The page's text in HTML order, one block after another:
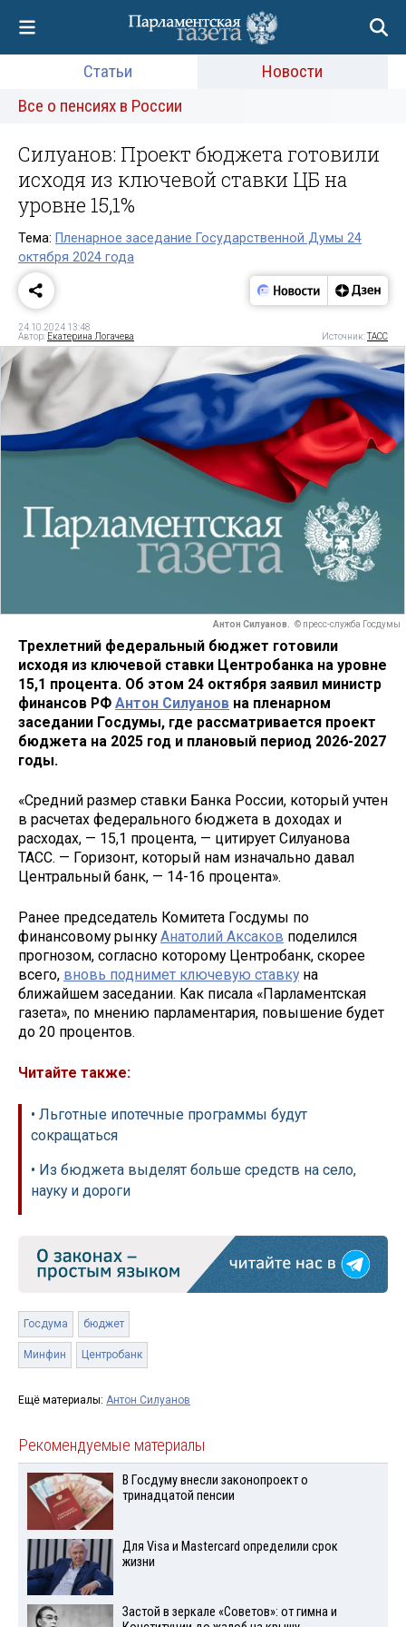
Статьи
Новости
Все о пенсиях в России
Силуанов: Проект бюджета готовили
исходя из ключевой ставки ЦБ на
уровне 15,1%
Тема: Пленарное заседание Государственной Думы 24
октября 2024 года
24.10.2024 13:48
Автор: Екатерина Логачева Источник:ТАСС
Антон Силуанов. © пресс-служба Госдумы
Трехлетний федеральный бюджет готовили
исходя из ключевой ставки Центробанка на уровне
15,1 процента. Об этом 24 октября заявил министр
финансов РФ Антон Силуанов на пленарном
заседании Госдумы, где рассматривается проект
бюджета на 2025 год и плановый период 2026-2027
годы.
«Средний размер ставки Банка России, который учтен
в расчетах федерального бюджета в доходах и
расходах, — 15,1 процента, — цитирует Силуанова
ТАСС. — Горизонт, который нам изначально давал
Центральный банк, — 14-16 процента».
Ранее председатель Комитета Госдумы по
финансовому рынкуАнатолий Аксаков поделился
прогнозом, согласно которому Центробанк, скорее
всего, вновь поднимет ключевую ставку на
ближайшем заседании. Как писала «Парламентская
газета», по мнению парламентария, повышение будет
до 20 процентов.
Читайте также:
• Льготные ипотечные программы будут
сокращаться
• Из бюджета выделят больше средств на село,
науку и дороги
Госдума бюджет
Минфин Центробанк
Ещё материалы: Антон Силуанов
Рекомендуемые материалы
В Госдуму внесли законопроект о
тринадцатой пенсии
Для Visа и Mastercard определили срок
жизни
Застой в зеркале «Советов»: от гимна и